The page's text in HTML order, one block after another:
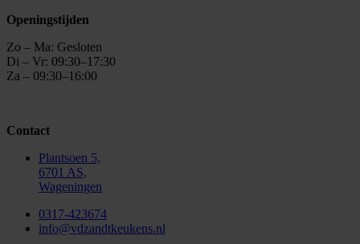
Openingstijden
Zo – Ma: Gesloten
Di – Vr: 09:30–17:30
Za – 09:30–16:00
Contact
Plantsoen 5,
6701 AS,
Wageningen
0317-423674
info@vdzandtkeukens.nl